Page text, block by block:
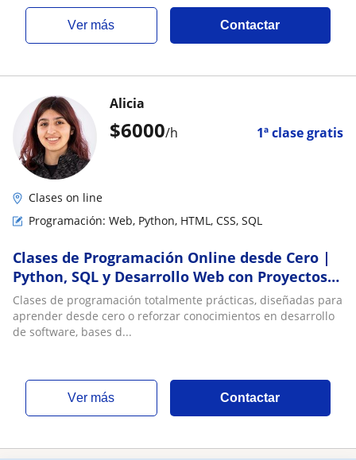
ver más Contactar
$6000/h 1ª clase gratis
Alicia
Clases on line
Programación: Web, Python, HTML, CSS, SQL
Clases de Programación Online desde Cero |
Python, SQL y Desarrollo Web con Proyectos
prácticos
Clases de programación totalmente prácticas, diseñadas para
aprender desde cero o reforzar conocimientos en desarrollo
de software, bases d...
ver más Contactar